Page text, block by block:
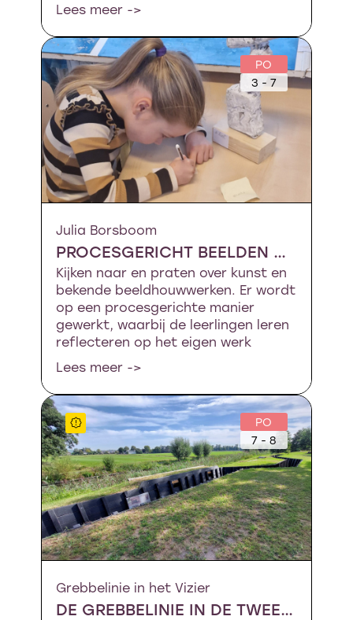
Lees meer ->
PO
3 - 7
Julia Borsboom
PROCESGERICHT BEELDEN MAKEN
Kijken naar en praten over kunst en
bekende beeldhouwwerken. Er wordt
op een procesgerichte manier
gewerkt, waarbij de leerlingen leren
reflecteren op het eigen werk
Lees meer ->
PO
7 - 8
Grebbelinie in het Vizier
DE GREBBELINIE IN DE TWEEDE WERELDOORLOG